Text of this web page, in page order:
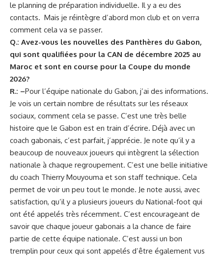
le planning de préparation individuelle. Il y a eu des
contacts. Mais je réintègre d’abord mon club et on verra
comment cela va se passer.
Q.: Avez-vous les nouvelles des Panthères du Gabon,
qui sont qualifiées pour la CAN de décembre 2025 au
Maroc et sont en course pour la Coupe du monde
2026?
R.: –Pour l’équipe nationale du Gabon, j’ai des informations.
Je vois un certain nombre de résultats sur les réseaux
sociaux, comment cela se passe. C’est une très belle
histoire que le Gabon est en train d’écrire. Déjà avec un
coach gabonais, c’est parfait, j’apprécie. Je note qu’il y a
beaucoup de nouveaux joueurs qui intègrent la sélection
nationale à chaque regroupement. C’est une belle initiative
du coach Thierry Mouyouma et son staff technique. Cela
permet de voir un peu tout le monde. Je note aussi, avec
satisfaction, qu’il y a plusieurs joueurs du National-foot qui
ont été appelés très récemment. C’est encourageant de
savoir que chaque joueur gabonais a la chance de faire
partie de cette équipe nationale. C’est aussi un bon
tremplin pour ceux qui sont appelés d’être également vus